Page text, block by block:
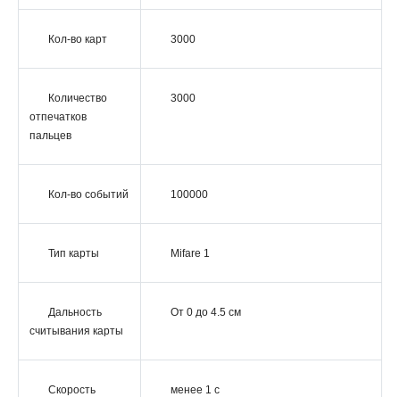
Кол-во карт 3000
Количество
отпечатков
пальцев
3000
Кол-во событий 100000
Тип карты Mifare 1
Дальность
считывания карты
От 0 до 4.5 см
Скорость менее 1 с